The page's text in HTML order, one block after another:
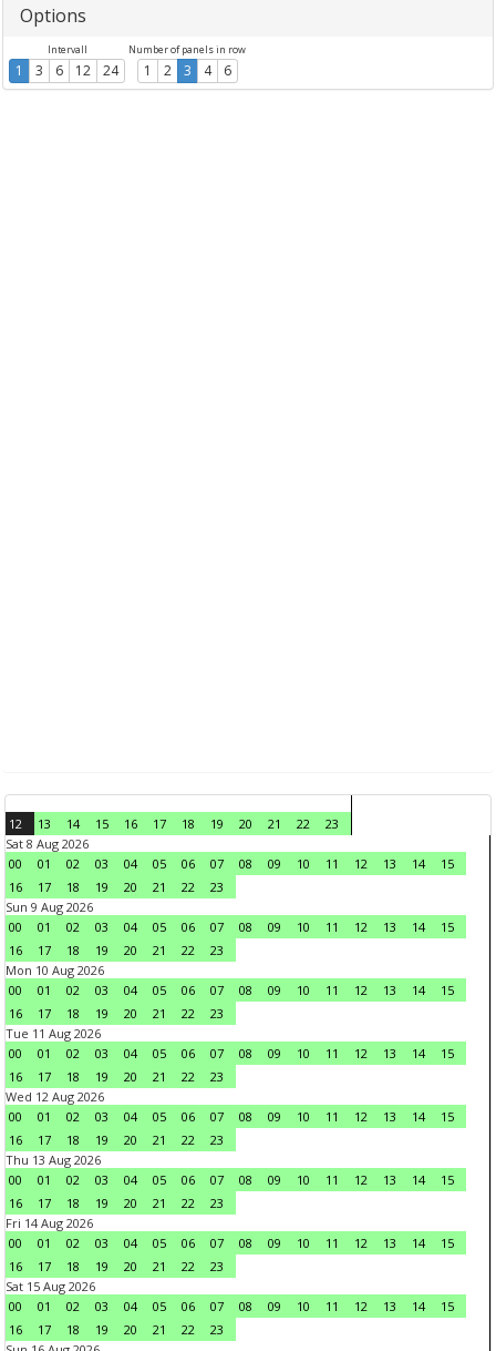
Options
Intervall
1 3 6 12 24
Number of panels in row
1 2 3 4 6
12 13 14 15 16 17 18 19 20 21 22
23
Sat 8 Aug 2026
00
01 02 03 04 05 06 07 08 09 10 11 12 13 14
15
16
17 18 19 20 21 22
23
Sun 9 Aug 2026
00
01 02 03 04 05 06 07 08 09 10 11 12 13 14
15
16
17 18 19 20 21 22
23
Mon 10 Aug 2026
00
01 02 03 04 05 06 07 08 09 10 11 12 13 14
15
16
17 18 19 20 21 22
23
Tue 11 Aug 2026
00
01 02 03 04 05 06 07 08 09 10 11 12 13 14
15
16
17 18 19 20 21 22
23
Wed 12 Aug 2026
00
01 02 03 04 05 06 07 08 09 10 11 12 13 14
15
16
17 18 19 20 21 22
23
Thu 13 Aug 2026
00
01 02 03 04 05 06 07 08 09 10 11 12 13 14
15
16
17 18 19 20 21 22
23
Fri 14 Aug 2026
00
01 02 03 04 05 06 07 08 09 10 11 12 13 14
15
16
17 18 19 20 21 22
23
Sat 15 Aug 2026
00
01 02 03 04 05 06 07 08 09 10 11 12 13 14
15
16
17 18 19 20 21 22
23